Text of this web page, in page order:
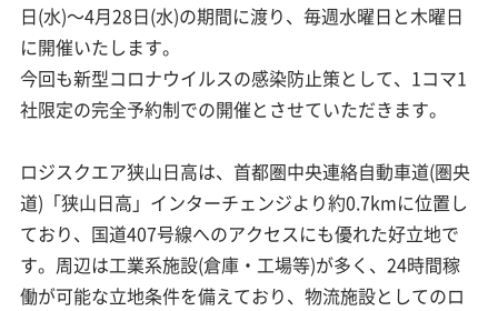
日(水)～4月28日(水)の期間に渡り、毎週水曜日と木曜日
に開催いたします。
今回も新型コロナウイルスの感染防止策として、1コマ1
社限定の完全予約制での開催とさせていただきます。
ロジスクエア狭山日高は、首都圏中央連絡自動車道(圏央
道)「狭山日高」インターチェンジより約0.7kmに位置し
ており、国道407号線へのアクセスにも優れた好立地で
す。周辺は工業系施設(倉庫・工場等)が多く、24時間稼
働が可能な立地条件を備えており、物流施設としてのロ